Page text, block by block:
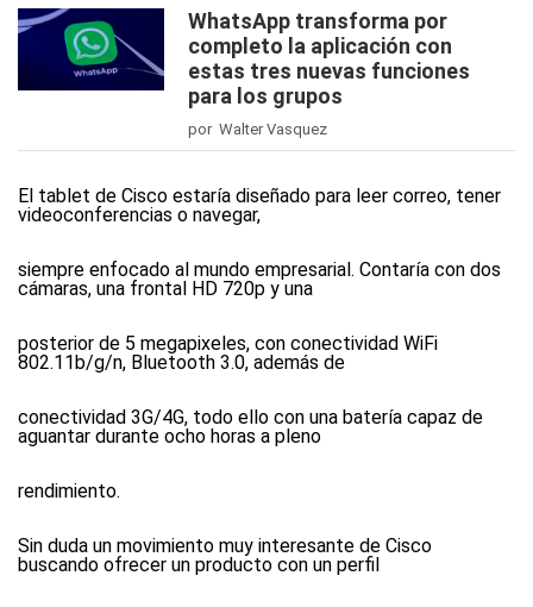
WhatsApp transforma por
completo la aplicación con
estas tres nuevas funciones
para los grupos
por Walter Vasquez
El tablet de Cisco estaría diseñado para leer correo, tener
videoconferencias o navegar,
siempre enfocado al mundo empresarial. Contaría con dos
cámaras, una frontal HD 720p y una
posterior de 5 megapixeles, con conectividad WiFi
802.11b/g/n, Bluetooth 3.0, además de
conectividad 3G/4G, todo ello con una batería capaz de
aguantar durante ocho horas a pleno
rendimiento.
Sin duda un movimiento muy interesante de Cisco
buscando ofrecer un producto con un perfil